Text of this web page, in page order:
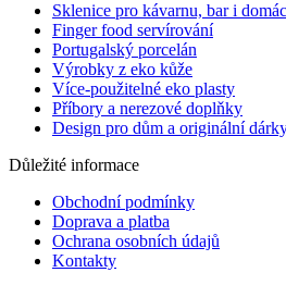
Sklenice pro kávarnu, bar i
Finger food servírování
Portugalský porcelán
Výrobky z eko kůže
Více-použitelné eko plasty
Příbory a nerezové doplňky
Design pro dům a originální
Důležité informace
Obchodní podmínky
Doprava a platba
Ochrana osobních údajů
Kontakty